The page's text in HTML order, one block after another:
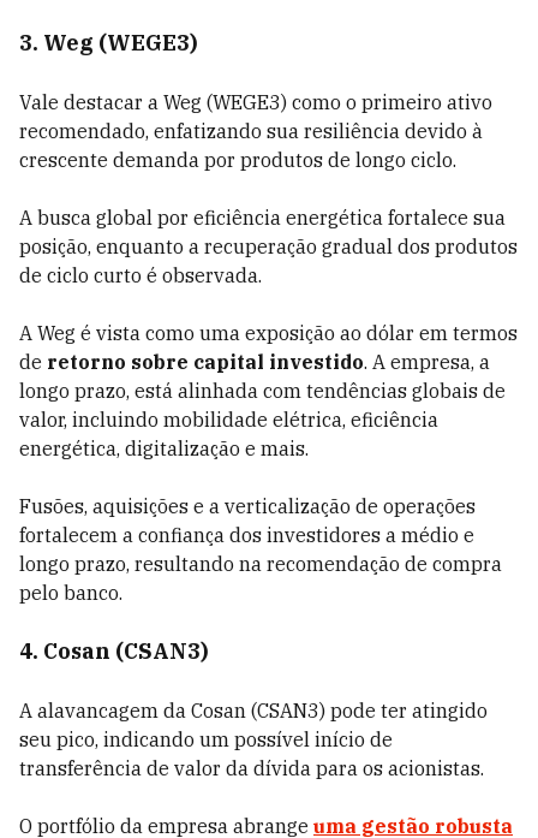
3. Weg (WEGE3)
Vale destacar a Weg (WEGE3) como o primeiro ativo
recomendado, enfatizando sua resiliência devido à
crescente demanda por produtos de longo ciclo.
A busca global por eficiência energética fortalece sua
posição, enquanto a recuperação gradual dos produtos
de ciclo curto é observada.
A Weg é vista como uma exposição ao dólar em termos
de retorno sobre capital investido. A empresa, a
longo prazo, está alinhada com tendências globais de
valor, incluindo mobilidade elétrica, eficiência
energética, digitalização e mais.
Fusões, aquisições e a verticalização de operações
fortalecem a confiança dos investidores a médio e
longo prazo, resultando na recomendação de compra
pelo banco.
4. Cosan (CSAN3)
A alavancagem da Cosan (CSAN3) pode ter atingido
seu pico, indicando um possível início de
transferência de valor da dívida para os acionistas.
O portfólio da empresa abrange uma gestão robusta